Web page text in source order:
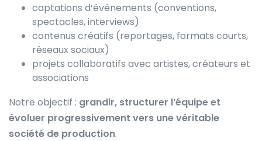
captations d’événements (conventions,
spectacles, interviews)
contenus créatifs (reportages, formats courts,
réseaux sociaux)
projets collaboratifs avec artistes, créateurs et
associations
Notre objectif : grandir, structurer l’équipe et
évoluer progressivement vers une véritable
société de production.